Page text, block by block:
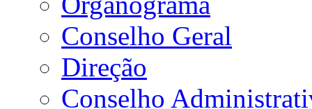
Conselho Geral
Direção
Conselho